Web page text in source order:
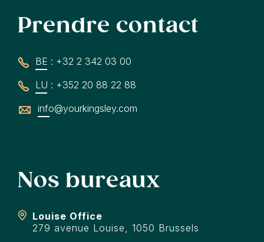
Prendre contact
BE : +32 2 342 03 00
LU : +352 20 88 22 88
info@yourkingsley.com
Nos bureaux
Louise Office
279 avenue Louise, 1050 Brussels